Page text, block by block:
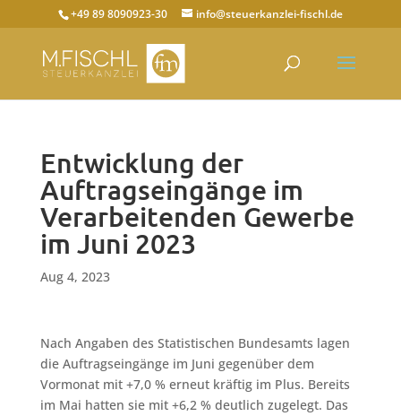
+49 89 8090923-30 info@steuerkanzlei-fischl.de
Entwicklung der
Auftragseingänge im
Verarbeitenden Gewerbe
im Juni 2023
Aug 4, 2023
Nach Angaben des Statistischen Bundesamts lagen
die Auftragseingänge im Juni gegenüber dem
Vormonat mit +7,0 % erneut kräftig im Plus. Bereits
im Mai hatten sie mit +6,2 % deutlich zugelegt. Das